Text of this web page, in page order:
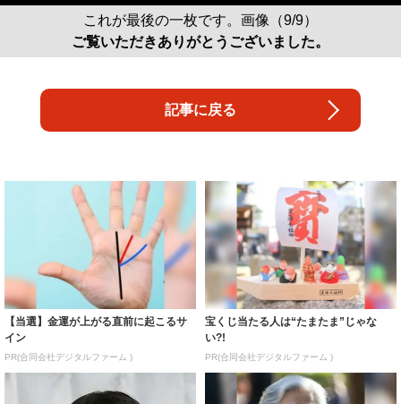
これが最後の一枚です。画像（9/9）
ご覧いただきありがとうございました。
記事に戻る
【当選】金運が上がる直前に起こるサ
イン
PR(合同会社デジタルファーム )
宝くじ当たる人は“たまたま”じゃな
い?!
PR(合同会社デジタルファーム )